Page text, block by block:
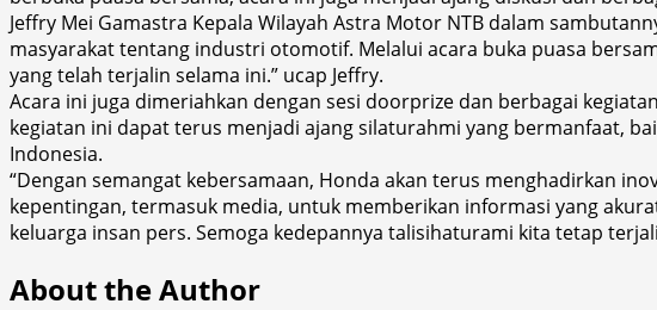
Jeffry Mei Gamastra Kepala Wilayah Astra Motor NTB dalam
masyarakat tentang industri otomotif. Melalui acara buka puasa
yang telah terjalin selama ini.” ucap Jeffry.
Acara ini juga dimeriahkan dengan sesi doorprize dan berbagai
kegiatan ini dapat terus menjadi ajang silaturahmi yang bermanfaat,
Indonesia.
“Dengan semangat kebersamaan, Honda akan terus menghadirkan
kepentingan, termasuk media, untuk memberikan informasi yang
keluarga insan pers. Semoga kedepannya talisihaturami kita tetap
About the Author